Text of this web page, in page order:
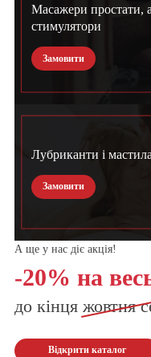
Масажери простати,
стимулятори
Замовити
Лубриканти і мастила
Замовити
А ще у нас діє акція!
-20% на
до кінця жовтня
Відкрити каталог